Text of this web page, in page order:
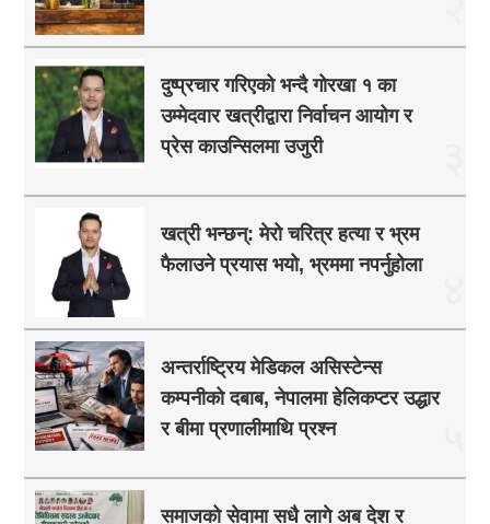
दुष्प्रचार गरिएको भन्दै गोरखा १ का
उम्मेदवार खत्रीद्वारा निर्वाचन आयोग र
प्रेस काउन्सिलमा उजुरी
खत्री भन्छन्: मेरो चरित्र हत्या र भ्रम
फैलाउने प्रयास भयो, भ्रममा नपर्नुहोला
अन्तर्राष्ट्रिय मेडिकल असिस्टेन्स
कम्पनीको दबाब, नेपालमा हेलिकप्टर उद्धार
र बीमा प्रणालीमाथि प्रश्न
समाजको सेवामा सधै लागे अब देश र